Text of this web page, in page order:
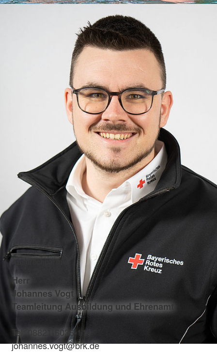
Ansprechpartner
Herr
Johannes Vogt
Teamleitung Ausbildung und Ehrenamt
Tel: 08821-6036-111
johannes.vogt@brk.de